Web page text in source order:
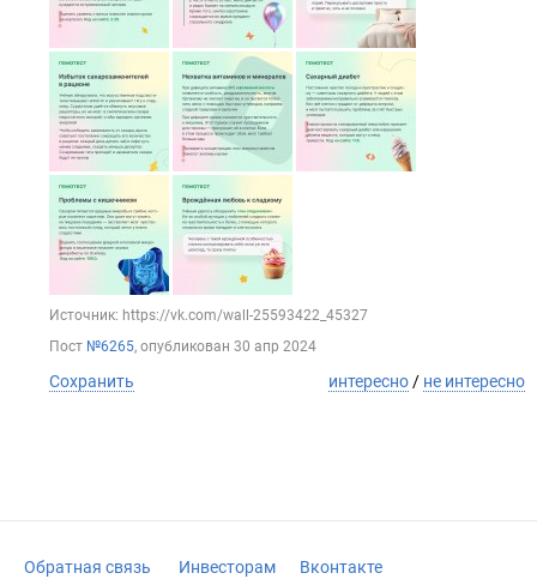
Источник: https://vk.com/wall-25593422_45327
Пост №6265, опубликован 30 апр 2024
Сохранить интересно / не интересно
Обратная связь Инвесторам Вконтакте